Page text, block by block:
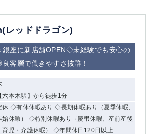
レッドドラゴン)
銀座に新店舗OPEN◇未経験でも安心の
客層で働きやすさ抜群！
六本木駅】から徒歩1分
休 ◇有休休暇あり ◇長期休暇あり（夏季休暇、
始休暇） ◇特別休暇あり（慶弔休暇、産前産後
育児・介護休暇） ◇年間休日120日以上